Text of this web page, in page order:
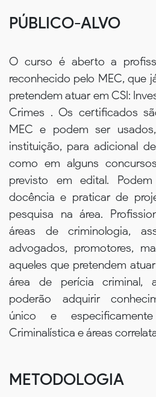
PÚBLICO-ALVO
O curso é aberto a
reconhecido pelo MEC, que
pretendem atuar em CSI:
Crimes . Os certificados
MEC e podem ser
instituição, para adicional
como em alguns
previsto em edital.
docência e praticar de
pesquisa na área.
áreas de criminologia,
advogados, promotores,
aqueles que pretendem
área de perícia criminal,
poderão adquirir
único e
Criminalística e áreas
METODOLOGIA